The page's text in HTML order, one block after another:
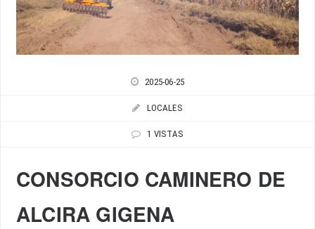
2025-06-25
LOCALES
1 VISTAS
CONSORCIO CAMINERO DE
ALCIRA GIGENA